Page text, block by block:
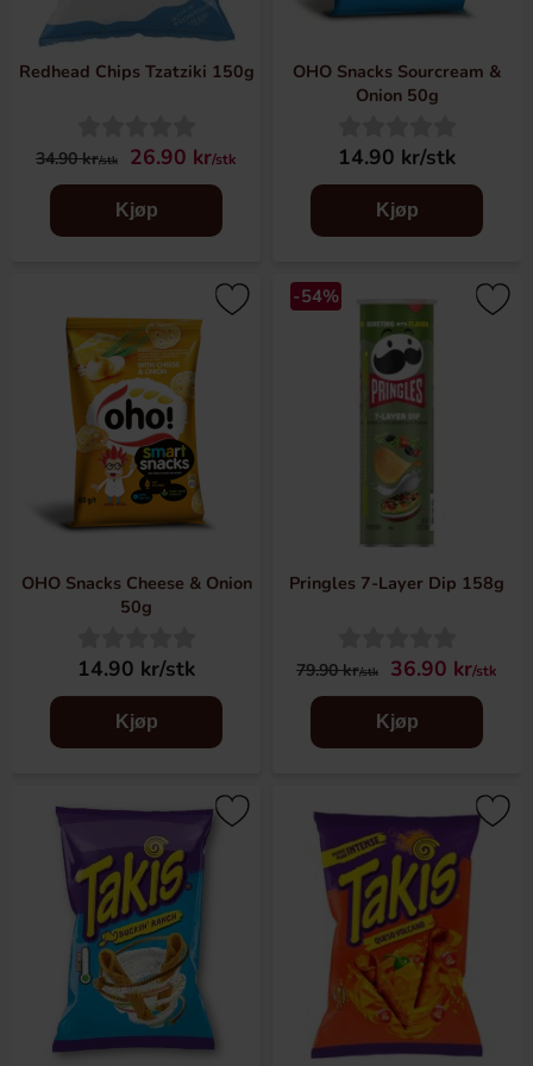
I dette potetgullsparadiset finner du merker fra land som
Sverige, Norge, Tyskland, England, USA, Litauen og fra
Asia-kontinentet. Med andre ord er det et mangfold her
Redhead Chips Tzatziki 150g
34.90 kr/stk 26.90 kr/stk
Kjøp
OHO Snacks Sourcream &
Onion 50g
14.90 kr/stk
Kjøp
OHO Snacks Cheese & Onion
50g
14.90 kr/stk
Kjøp
-54%
Pringles 7-Layer Dip 158g
79.90 kr/stk 36.90 kr/stk
Kjøp